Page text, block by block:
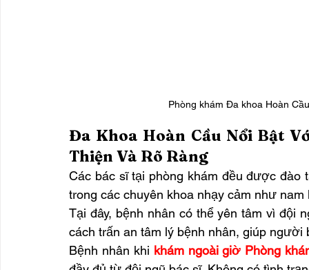
Phòng khám Đa khoa Hoàn
Đa Khoa Hoàn Cầu Nổi Bật
Thiện Và Rõ Ràng
Các bác sĩ tại phòng khám đều được đào
trong các chuyên khoa nhạy cảm như
Tại đây, bệnh nhân có thể yên tâm vì đội
cách trấn an tâm lý bệnh nhân, giúp
Bệnh nhân khi khám ngoài giờ Phòng